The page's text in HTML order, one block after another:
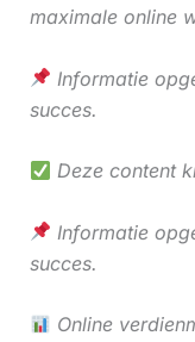
maximale online
Informatie
succes.
Deze content
Informatie
succes.
Online